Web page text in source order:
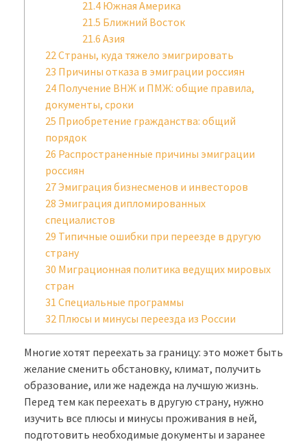
21.4 Южная Америка
21.5 Ближний Восток
21.6 Азия
22Страны, куда тяжело эмигрировать
23 Причины отказа в эмиграции россиян
24 Получение ВНЖ и ПМЖ: общие правила,
документы, сроки
25 Приобретение гражданства: общий
порядок
26 Распространенные причины эмиграции
россиян
27Эмиграция бизнесменов и инвесторов
28 Эмиграция дипломированных
специалистов
29 Типичные ошибки при переезде в другую
страну
30 Миграционная политика ведущих мировых
стран
31 Специальные программы
32 Плюсы и минусы переезда из России
Многие хотят переехать за границу: это может быть
желание сменить обстановку, климат, получить
образование, или же надежда на лучшую жизнь.
Перед тем как переехать в другую страну, нужно
изучить все плюсы и минусы проживания в ней,
подготовить необходимые документы и заранее